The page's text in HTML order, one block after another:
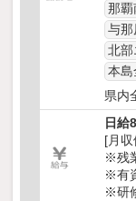
那覇
与那
北部
本島
県内
日給
[月
※残
※有
※研